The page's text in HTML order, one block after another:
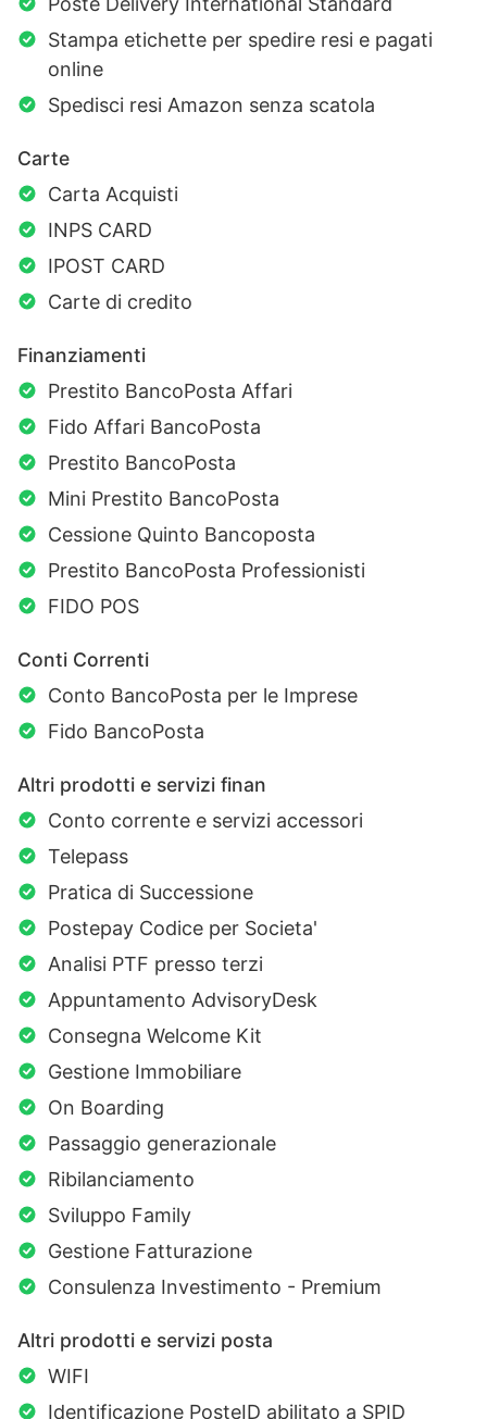
Stampa etichette per spedire resi e pagati
online
Spedisci resi Amazon senza scatola
Carte
Carta Acquisti
INPS CARD
IPOST CARD
Carte di credito
Finanziamenti
Prestito BancoPosta Affari
Fido Affari BancoPosta
Prestito BancoPosta
Mini Prestito BancoPosta
Cessione Quinto Bancoposta
Prestito BancoPosta Professionisti
FIDO POS
Conti Correnti
Conto BancoPosta per le Imprese
Fido BancoPosta
Altri prodotti e servizi finan
Conto corrente e servizi accessori
Telepass
Pratica di Successione
Postepay Codice per Societa'
Analisi PTF presso terzi
Appuntamento AdvisoryDesk
Consegna Welcome Kit
Gestione Immobiliare
On Boarding
Passaggio generazionale
Ribilanciamento
Sviluppo Family
Gestione Fatturazione
Consulenza Investimento - Premium
Altri prodotti e servizi posta
WIFI
Identificazione PosteID abilitato a SPID